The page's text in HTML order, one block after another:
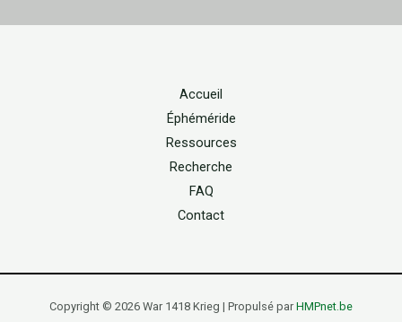
Accueil
Éphéméride
Ressources
Recherche
FAQ
Contact
Copyright © 2026 War 1418 Krieg | Propulsé par HMPnet.be